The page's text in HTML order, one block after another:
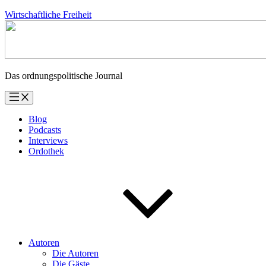
Zum
Inhalt
Wirtschaftliche Freiheit
Das ordnungspolitische Journal
Blog
Podcasts
Interviews
Ordothek
Autoren
Die Autoren
Die Gäste